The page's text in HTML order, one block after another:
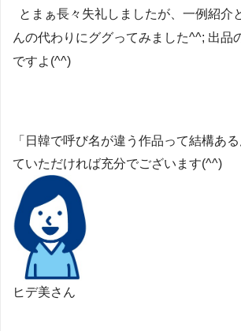
とまぁ長々失礼しましたが、一例紹介
んの代わりにググってみました^^; 出品
ですよ(^^)
「日韓で呼び名が違う作品って結構あ
ていただければ充分でございます(^^)
ヒデ美さん